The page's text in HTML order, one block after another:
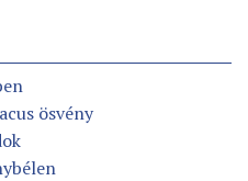
ösvény